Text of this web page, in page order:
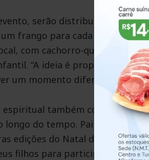
serão distribuídas mais
frango para cada família
com cachorro-quente e
“A ideia é proporcionar
um momento diferente, com
espiritual também
longo do tempo. Pai Tadeu
edições do Natal do Axé.
filhos para participar. Isso